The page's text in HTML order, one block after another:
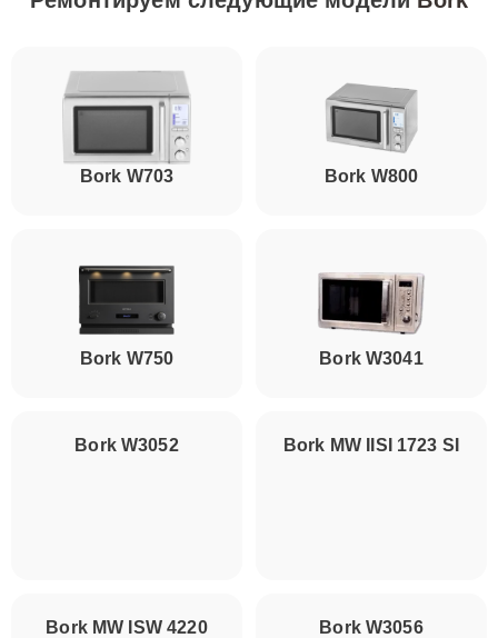
Bork W703 Bork W800
Bork W750 Bork W3041
Bork W3052 Bork MW IISI 1723 SI
Bork MW ISW 4220
Bork W3056